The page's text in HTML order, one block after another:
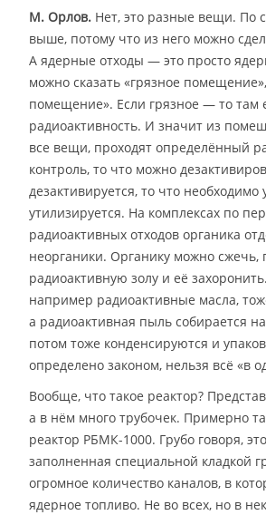
М. Орлов. Нет, это разные вещи. По
выше, потому что из него можно
А ядерные отходы — это просто
можно сказать «грязное
помещение». Если грязное — то там
радиоактивность. И значит из
все вещи, проходят определённый
контроль, то что можно
дезактивируется, то что
утилизируется. На комплексах по
радиоактивных отходов органика
неорганики. Органику можно сжечь,
радиоактивную золу и её
например радиоактивные масла,
а радиоактивная пыль собирается
потом тоже конденсируются и
определено законом, нельзя всё «в
Вообще, что такое реактор?
а в нём много трубочек. Примерно
реактор РБМК-1000. Грубо говоря,
заполненная специальной кладкой
огромное количество каналов, в
ядерное топливо. Не во всех, но в